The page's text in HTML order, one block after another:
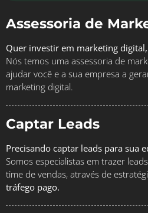
Assessoria de
Quer investir em marketing
Nós temos uma assessoria de
ajudar você e a sua empresa a
marketing digital.
Captar Leads
Precisando captar leads para sua
Somos especialistas em trazer
time de vendas, através de
tráfego pago.